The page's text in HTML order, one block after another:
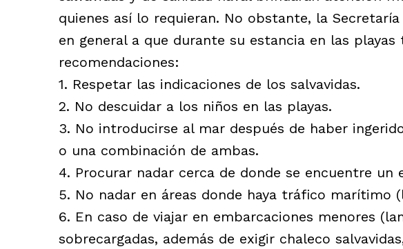
quienes así lo requieran. No obstante, la
en general a que durante su estancia en las
recomendaciones:
1. Respetar las indicaciones de los salvavidas.
2. No descuidar a los niños en las playas.
3. No introducirse al mar después de haber
o una combinación de ambas.
4. Procurar nadar cerca de donde se encuentre un
5. No nadar en áreas donde haya tráfico marítimo
6. En caso de viajar en embarcaciones menores
sobrecargadas, además de exigir chaleco